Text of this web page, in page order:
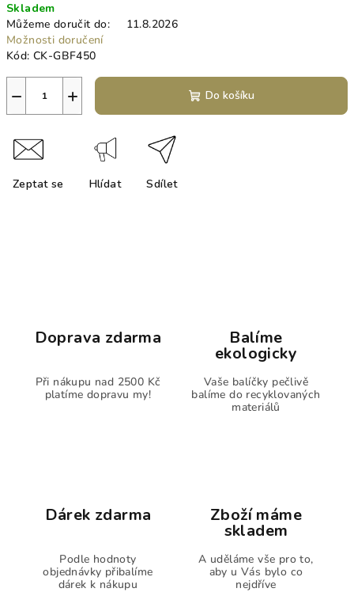
cena:
Skladem
Můžeme doručit do:
11.8.2026
Možnosti doručení
Kód: CK-GBF450
+
− Do košíku
Zeptat se Hlídat Sdílet
Doprava zdarma
Při nákupu nad 2500 Kč
platíme dopravu my!
Balíme
ekologicky
Vaše balíčky pečlivě
balíme do recyklovaných
materiálů
Dárek zdarma
Podle hodnoty
objednávky přibalíme
dárek k nákupu
Zboží máme
skladem
A uděláme vše pro to,
aby u Vás bylo co
nejdříve